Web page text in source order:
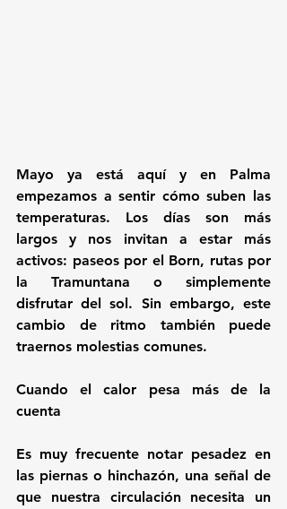
Mayo ya está aquí y en Palma
empezamos a sentir cómo suben las
temperaturas. Los días son más
largos y nos invitan a estar más
activos: paseos por el Born, rutas por
la Tramuntana o simplemente
disfrutar del sol. Sin embargo, este
cambio de ritmo también puede
traernos molestias comunes.
Cuando el calor pesa más de la
cuenta
Es muy frecuente notar pesadez en
las piernas o hinchazón, una señal de
que nuestra circulación necesita un